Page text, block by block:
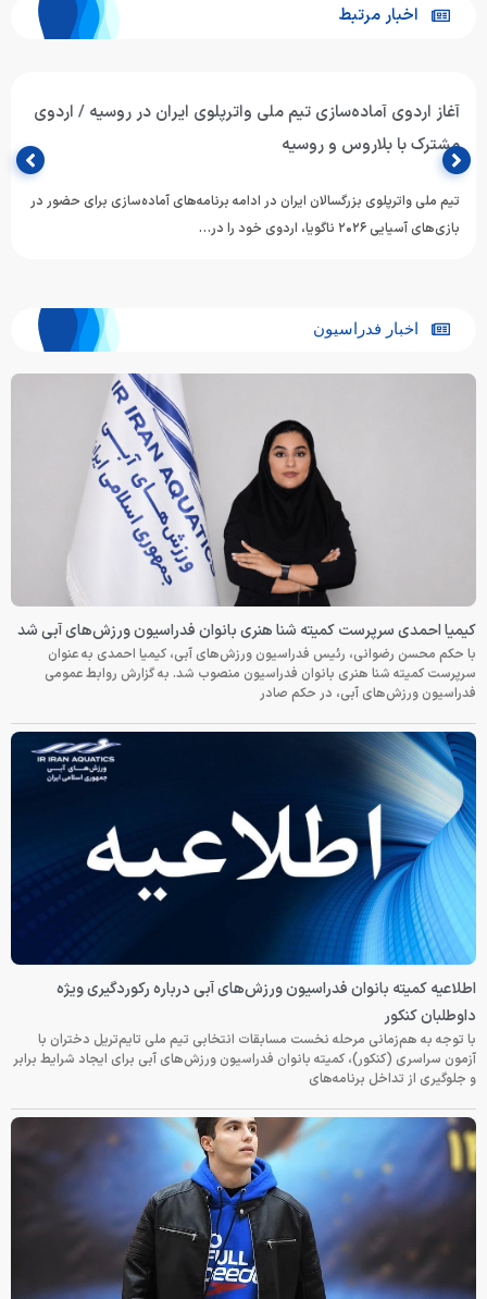
اخبار مرتبط
آغاز اردوی آماده‌سازی تیم ملی واترپلوی ایران در روسیه / اردوی
مشترک با بلاروس و روسیه
تیم ملی واترپلوی بزرگسالان ایران در ادامه برنامه‌های آماده‌سازی برای حضور در
بازی‌های آسیایی ۲۰۲۶ ناگویا، اردوی خود را در…
اخبار فدراسیون
کیمیا احمدی سرپرست کمیته شنا هنری بانوان فدراسیون ورزش‌های آبی شد
با حکم محسن رضوانی، رئیس فدراسیون ورزش‌های آبی، کیمیا احمدی به عنوان
سرپرست کمیته شنا هنری بانوان فدراسیون منصوب شد. به گزارش روابط عمومی
فدراسیون ورزش‌های آبی، در حکم صادر
اطلاعیه کمیته بانوان فدراسیون ورزش‌های آبی درباره رکوردگیری ویژه
داوطلبان کنکور
با توجه به هم‌زمانی مرحله نخست مسابقات انتخابی تیم ملی تایم‌تریل دختران با
آزمون سراسری (کنکور)، کمیته بانوان فدراسیون ورزش‌های آبی برای ایجاد شرایط برابر
و جلوگیری از تداخل برنامه‌های